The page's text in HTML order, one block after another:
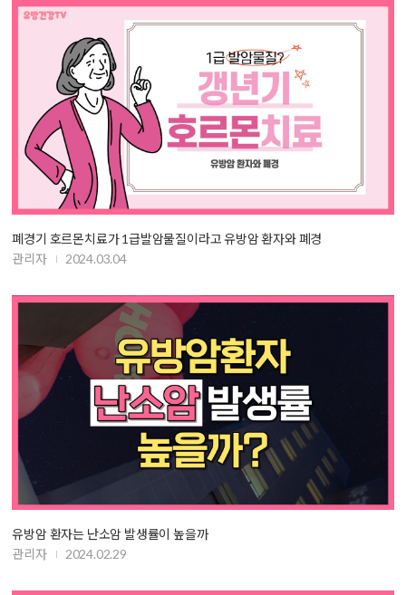
폐경기 호르몬치료가 1급발암물질이라고 유방암 환자와 폐경
관리자
2024.03.04
유방암 환자는 난소암 발생률이 높을까
관리자
2024.02.29